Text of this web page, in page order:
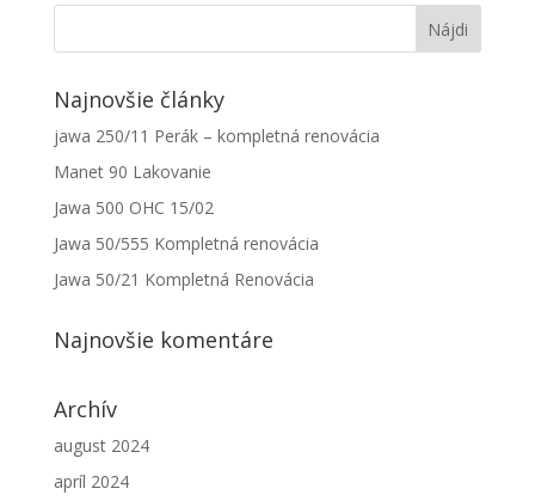
Najnovšie články
jawa 250/11 Perák – kompletná renovácia
Manet 90 Lakovanie
Jawa 500 OHC 15/02
Jawa 50/555 Kompletná renovácia
Jawa 50/21 Kompletná Renovácia
Najnovšie komentáre
Archív
august 2024
apríl 2024